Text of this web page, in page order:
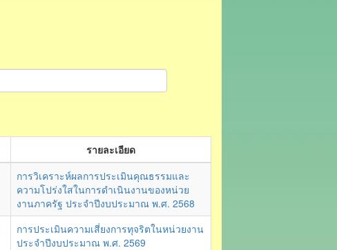
รายละเอียด
การวิเคราะห์ผลการประเมินคุณธรรมและ
ความโปร่งใสในการดำเนินงานของหน่วย
งานภาครัฐ ประจำปีงบประมาณ พ.ศ. 2568
การประเมินความเสี่ยงการทุจริตในหน่วยงาน
ประจำปีงบประมาณ พ.ศ. 2569